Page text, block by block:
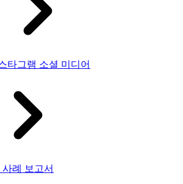
타그램 소셜 미디어
사례 보고서